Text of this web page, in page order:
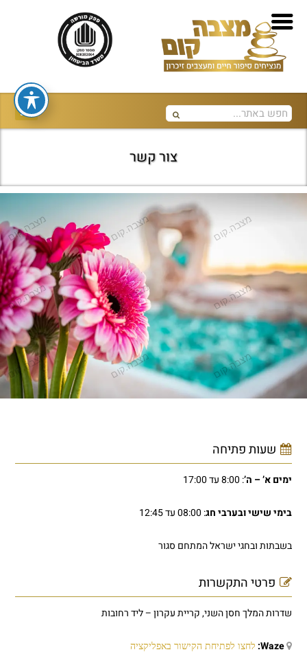
צור קשר
שעות פתיחה
ימים א’ – ה’: 8:00 עד 17:00
בימי שישי ובערבי חג: 08:00 עד 12:45
בשבתות ובחגי ישראל המתחם סגור
פרטי התקשרות
שדרות המלך חסן השני, קריית עקרון – ליד רחובות
Waze: לחצו לפתיחת הקישור באפליקציה